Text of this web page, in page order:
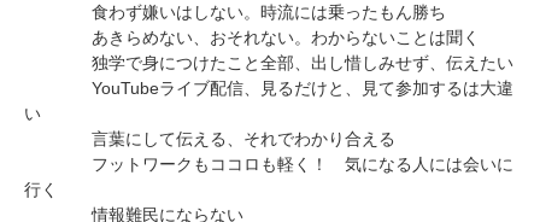
食わず嫌いはしない。時流には乗ったもん勝ち
あきらめない、おそれない。わからないことは聞く
独学で身につけたこと全部、出し惜しみせず、伝えたい
YouTubeライブ配信、見るだけと、見て参加するは大違
い
言葉にして伝える、それでわかり合える
フットワークもココロも軽く！ 気になる人には会いに
行く
情報難民にならない